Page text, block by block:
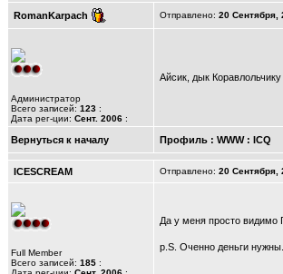
RomanKarpach Отправлено: 20 Сентября,
Администратор
Всего записей: 123 :
Дата рег-ции: Сент. 2006 :
Айсик, дык Коравлольчику
Вернуться к началу Профиль : WWW: ICQ
ICESCREAM Отправлено: 20 Сентября,
Full Member
Всего записей: 185 :
Да у меня просто видимо
p.S. Оченно деньги